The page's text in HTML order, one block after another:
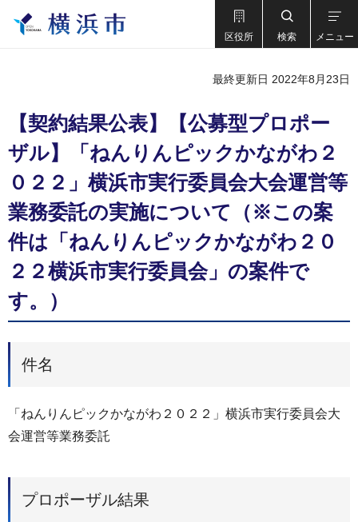
区役所 検索 メニュー
最終更新日 2022年8月23日
【契約結果公表】【公募型プロポー
ザル】「ねんりんピックかながわ２
０２２」横浜市実⾏委員会大会運営等
業務委託の実施について（※この案
件は「ねんりんピックかながわ２０
２２横浜市実行委員会」の案件で
す。）
件名
「ねんりんピックかながわ２０２２」横浜市実⾏委員会⼤
会運営等業務委託
プロポーザル結果